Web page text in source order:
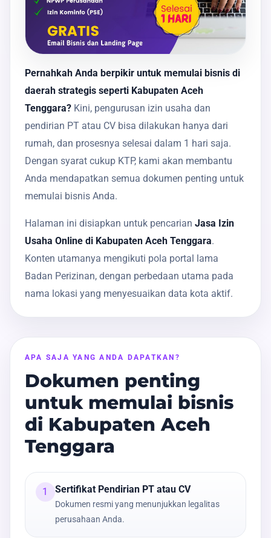
Pernahkah Anda berpikir untuk memulai bisnis di
daerah strategis seperti Kabupaten Aceh
Tenggara? Kini, pengurusan izin usaha dan
pendirian PT atau CV bisa dilakukan hanya dari
rumah, dan prosesnya selesai dalam 1 hari saja.
Dengan syarat cukup KTP, kami akan membantu
Anda mendapatkan semua dokumen penting untuk
memulai bisnis Anda.
Halaman ini disiapkan untuk pencarian Jasa Izin
Usaha Online di Kabupaten Aceh Tenggara.
Konten utamanya mengikuti pola portal lama
Badan Perizinan, dengan perbedaan utama pada
nama lokasi yang menyesuaikan data kota aktif.
APA SAJA YANG ANDA DAPATKAN?
Dokumen penting
untuk memulai bisnis
di Kabupaten Aceh
Tenggara
1 Sertifikat Pendirian PT atau CV
Dokumen resmi yang menunjukkan legalitas
perusahaan Anda.